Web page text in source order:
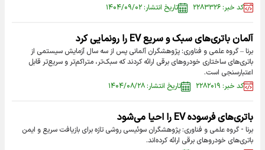
کد خبر: ۲۲۸۳۳۲۶
تاریخ انتشار: ۱۴۰۴/۰۹/۰۲
آلمان باتری‌های سبک و سریع EV را رونمایی کرد
برنا – گروه علمی و فناوری: پژوهشگران آلمانی پس از سه سال آزمایش سیستمی از
باتری‌های ساختاری خودروهای برقی ارائه کردند که سبک‌تر، متراکم‌تر و سریع‌تر قابل
اعتبارسنجی است.
کد خبر: ۲۲۸۲۰۱۹
تاریخ انتشار: ۱۴۰۴/۰۸/۲۸
باتری‌های فرسوده EV را احیا می‌شود
برنا - گروه علمی و فناوری: پژوهشگران سوئیسی روشی تازه برای بازیافت سریع و ایمن
باتری‌های خودرو‌های برقی ارائه کرده‌اند.